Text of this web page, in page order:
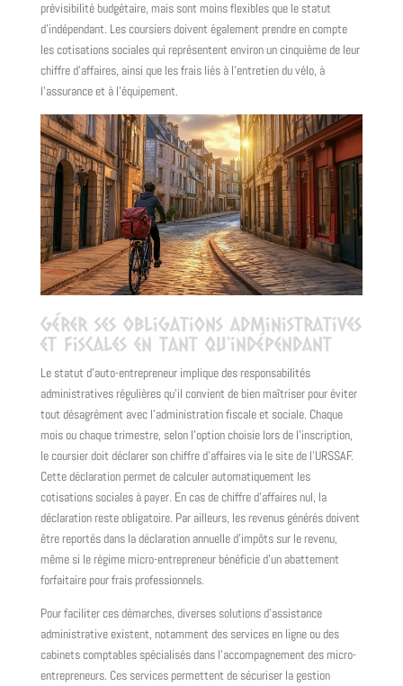
prévisibilité budgétaire, mais sont moins flexibles que le statut
d'indépendant. Les coursiers doivent également prendre en compte
les cotisations sociales qui représentent environ un cinquième de leur
chiffre d'affaires, ainsi que les frais liés à l'entretien du vélo, à
l'assurance et à l'équipement.
Gérer ses obligations administratives
et fiscales en tant qu'indépendant
Le statut d'auto-entrepreneur implique des responsabilités
administratives régulières qu'il convient de bien maîtriser pour éviter
tout désagrément avec l'administration fiscale et sociale. Chaque
mois ou chaque trimestre, selon l'option choisie lors de l'inscription,
le coursier doit déclarer son chiffre d'affaires via le site de l'URSSAF.
Cette déclaration permet de calculer automatiquement les
cotisations sociales à payer. En cas de chiffre d'affaires nul, la
déclaration reste obligatoire. Par ailleurs, les revenus générés doivent
être reportés dans la déclaration annuelle d'impôts sur le revenu,
même si le régime micro-entrepreneur bénéficie d'un abattement
forfaitaire pour frais professionnels.
Pour faciliter ces démarches, diverses solutions d'assistance
administrative existent, notamment des services en ligne ou des
cabinets comptables spécialisés dans l'accompagnement des micro-
entrepreneurs. Ces services permettent de sécuriser la gestion